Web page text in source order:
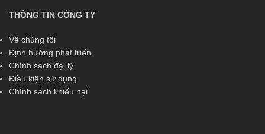
THÔNG TIN CÔNG TY
Về chúng tôi
Định hướng phát triển
Chính sách đại lý
Điều kiện sử dụng
Chính sách khiếu nại